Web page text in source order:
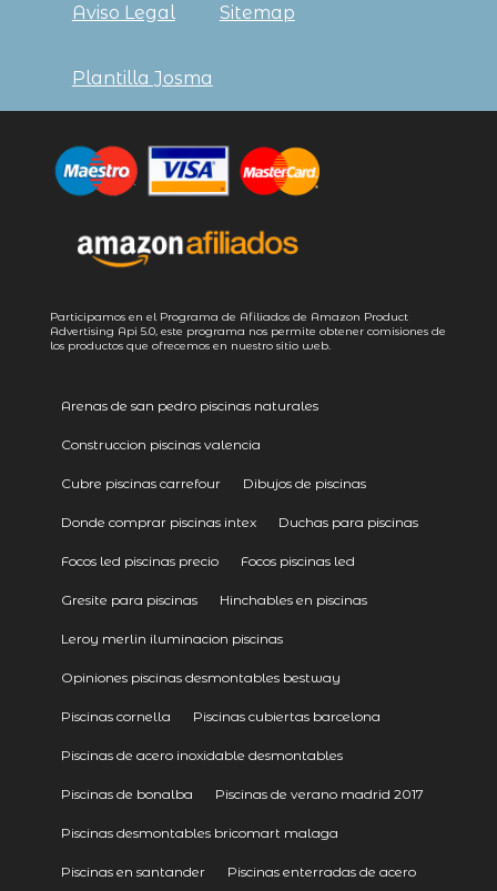
Aviso Legal Sitemap
Plantilla Josma
Participamos en el Programa de Afiliados de Amazon Product
Advertising Api 5.0, este programa nos permite obtener comisiones de
los productos que ofrecemos en nuestro sitio web.
Arenas de san pedro piscinas naturales
Construccion piscinas valencia
Cubre piscinas carrefour Dibujos de piscinas
Donde comprar piscinas intex Duchas para piscinas
Focos led piscinas precio Focos piscinas led
Gresite para piscinas Hinchables en piscinas
Leroy merlin iluminacion piscinas
Opiniones piscinas desmontables bestway
Piscinas cornella Piscinas cubiertas barcelona
Piscinas de acero inoxidable desmontables
Piscinas de bonalba Piscinas de verano madrid 2017
Piscinas desmontables bricomart malaga
Piscinas en santander Piscinas enterradas de acero